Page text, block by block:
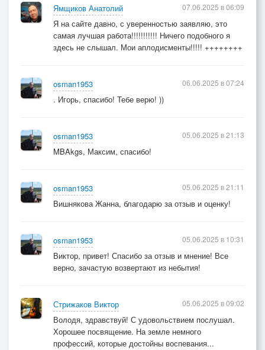
Ямщиков Анатолий
Я на сайте давно, с уверенностью заявляю, это
самая лучшая работа!!!!!!!!!!! Ничего подобного я
здесь не слышал. Мои аплодисменты!!!!! ++++++++
07.06.2025 в 06:09
osman1953
. Игорь, спасибо! Тебе верю! ))
06.06.2025 в 07:24
osman1953
MBAkgs, Максим, спасибо!
05.06.2025 в 21:13
osman1953
Вишнякова Жанна, благодарю за отзыв и оценку!
05.06.2025 в 21:11
osman1953
Виктор, привет! Спасибо за отзыв и мнение! Все
верно, зачастую возвертают из небытия!
05.06.2025 в 10:31
Стрижаков Виктор
Володя, здравствуй! С удовольствием послушал.
Хорошее посвящение. На земле немного
профессий, которые достойны воспевания...
05.06.2025 в 09:02